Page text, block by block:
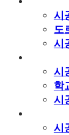
시
도
시
시
학
시
시